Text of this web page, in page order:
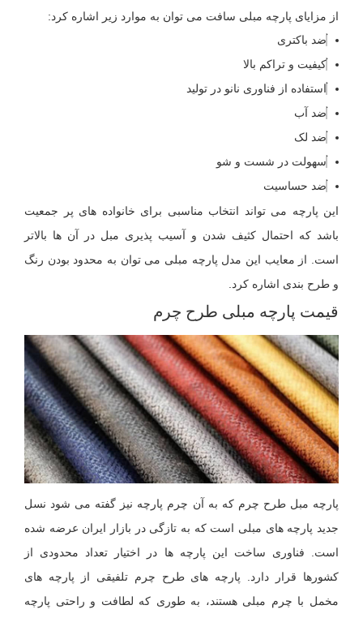
از مزایای پارچه مبلی سافت می توان به موارد زیر اشاره کرد:
ضد باکتری
کیفیت و تراکم بالا
استفاده از فناوری نانو در تولید
ضد آب
ضد لک
سهولت در شست و شو
ضد حساسیت
این پارچه می تواند انتخاب مناسبی برای خانواده های پر جمعیت
باشد که احتمال کثیف شدن و آسیب پذیری مبل در آن ها بالاتر
است. از معایب این مدل پارچه مبلی می توان به محدود بودن رنگ
و طرح بندی اشاره کرد.
قیمت پارچه مبلی طرح چرم
پارچه مبل طرح چرم که به آن چرم پارچه نیز گفته می شود نسل
جدید پارچه های مبلی است که به تازگی در بازار ایران عرضه شده
است. فناوری ساخت این پارچه ها در اختیار تعداد محدودی از
کشورها قرار دارد. پارچه های طرح چرم تلفیقی از پارچه های
مخمل با چرم مبلی هستند، به طوری که لطافت و راحتی پارچه